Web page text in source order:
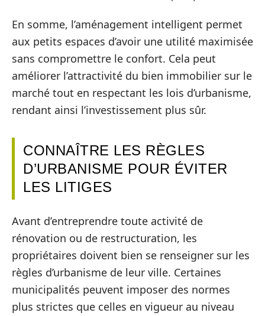
En somme, l’aménagement intelligent permet
aux petits espaces d’avoir une utilité maximisée
sans compromettre le confort. Cela peut
améliorer l’attractivité du bien immobilier sur le
marché tout en respectant les lois d’urbanisme,
rendant ainsi l’investissement plus sûr.
CONNAÎTRE LES RÈGLES
D’URBANISME POUR ÉVITER
LES LITIGES
Avant d’entreprendre toute activité de
rénovation ou de restructuration, les
propriétaires doivent bien se renseigner sur les
règles d’urbanisme de leur ville. Certaines
municipalités peuvent imposer des normes
plus strictes que celles en vigueur au niveau